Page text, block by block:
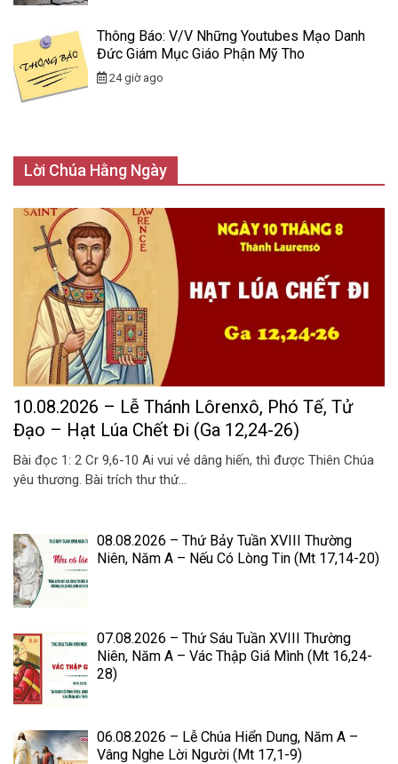
Thông Báo: V/v Những Youtubes Mạo Danh
Đức Giám Mục Giáo Phận Mỹ Tho
24 giờ ago
Lời Chúa Hằng Ngày
10.08.2026 – Lễ Thánh Lôrenxô, Phó Tế, Tử
Đạo – Hạt Lúa Chết Đi (Ga 12,24-26)
Bài đọc 1: 2 Cr 9,6-10 Ai vui vẻ dâng hiến, thì được Thiên Chúa
yêu thương. Bài trích thư thứ...
08.08.2026 – Thứ Bảy Tuần XVIII Thường
Niên, Năm A – Nếu Có Lòng Tin (Mt 17,14-20)
07.08.2026 – Thứ Sáu Tuần XVIII Thường
Niên, Năm A – Vác Thập Giá Mình (Mt 16,24-
28)
06.08.2026 – Lễ Chúa Hiển Dung, Năm A –
Vâng Nghe Lời Người (Mt 17,1-9)